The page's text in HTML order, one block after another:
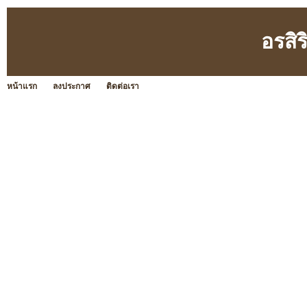
อรสิ
หน้าแรก ลงประกาศ ติดต่อเรา